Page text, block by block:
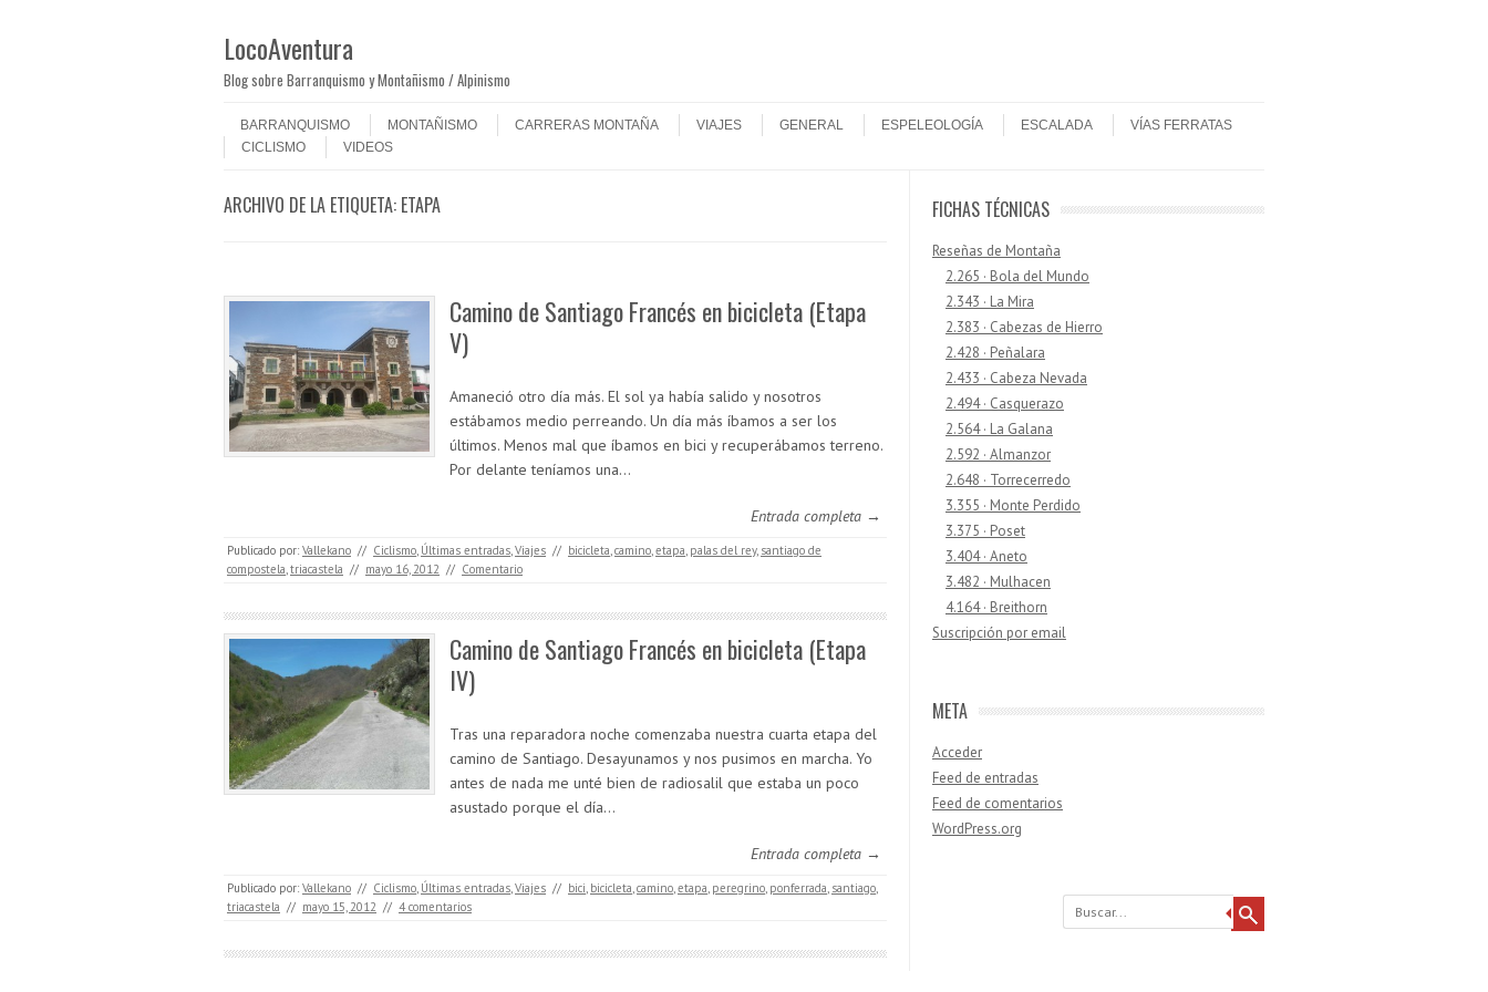
LocoAventura
Blog sobre Barranquismo y Montañismo / Alpinismo
Menú
BARRANQUISMO
MONTAÑISMO CARRERAS MONTAÑA VIAJES GENERAL ESPELEOLOGÍA ESCALADA
VÍAS FERRATAS
CICLISMO
VIDEOS
ARCHIVO DE LA ETIQUETA: ETAPA
Camino de Santiago Francés en bicicleta (Etapa
V)
Amaneció otro día más. El sol ya había salido y nosotros
estábamos medio perreando. Un día más íbamos a ser los
últimos. Menos mal que íbamos en bici y recuperábamos terreno.
Por delante teníamos una…
Entrada completa →
Publicado por: Vallekano // Ciclismo, Últimas entradas,Viajes // bicicleta,camino,etapa, palas del rey, santiago de
compostela,triacastela // mayo 16, 2012 // Comentario
Camino de Santiago Francés en bicicleta (Etapa
IV)
Tras una reparadora noche comenzaba nuestra cuarta etapa del
camino de Santiago. Desayunamos y nos pusimos en marcha. Yo
antes de nada me unté bien de radiosalil que estaba un poco
asustado porque el día…
Entrada completa →
Publicado por: Vallekano // Ciclismo, Últimas entradas,Viajes // bici, bicicleta,camino,etapa, peregrino, ponferrada, santiago,
triacastela // mayo 15, 2012 // 4 comentarios
FICHAS TÉCNICAS
Reseñas de Montaña
2.265 · Bola del Mundo
2.343 · La Mira
2.383 · Cabezas de Hierro
2.428 · Peñalara
2.433 · Cabeza Nevada
2.494 · Casquerazo
2.564 · La Galana
2.592 · Almanzor
2.648 · Torrecerredo
3.355 · Monte Perdido
3.375 · Poset
3.404 · Aneto
3.482 · Mulhacen
4.164 · Breithorn
Suscripción por email
META
Acceder
Feed de entradas
Feed de comentarios
WordPress.org